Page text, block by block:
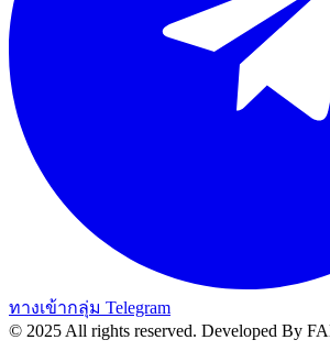
ทางเข้ากลุ่ม Telegram
© 2025 All rights reserved. Developed By